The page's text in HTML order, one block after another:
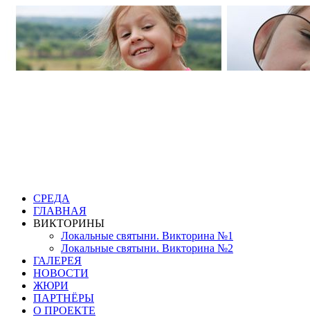
СРЕДА
ГЛАВНАЯ
ВИКТОРИНЫ
Локальные святыни. Викторина №1
Локальные святыни. Викторина №2
ГАЛЕРЕЯ
НОВОСТИ
ЖЮРИ
ПАРТНЁРЫ
О ПРОЕКТЕ